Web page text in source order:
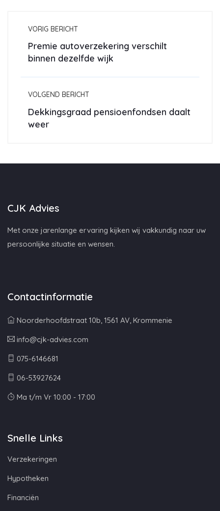
VORIG BERICHT
Premie autoverzekering verschilt
binnen dezelfde wijk
VOLGEND BERICHT
Dekkingsgraad pensioenfondsen daalt
weer
CJK Advies
Met onze jarenlange ervaring kijken wij vakkundig naar uw
persoonlijke situatie en wensen.
Contactinformatie
Noorderhoofdstraat 10b, 1561 AV, Krommenie
info@cjk-advies.com
075-6146681
06-53927624
Ma t/m Vr 10:00 - 17:00
Snelle Links
Verzekeringen
Hypotheken
Financiën